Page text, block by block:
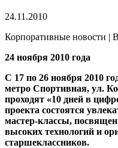
24.11.2010
Корпоративные новости |
24 ноября 2010 года
С 17 по 26 ноября 2010
метро Спортивная, ул.
проходят «10 дней в
проекта состоятся
мастер-классы,
высоких технологий и
старшеклассников.